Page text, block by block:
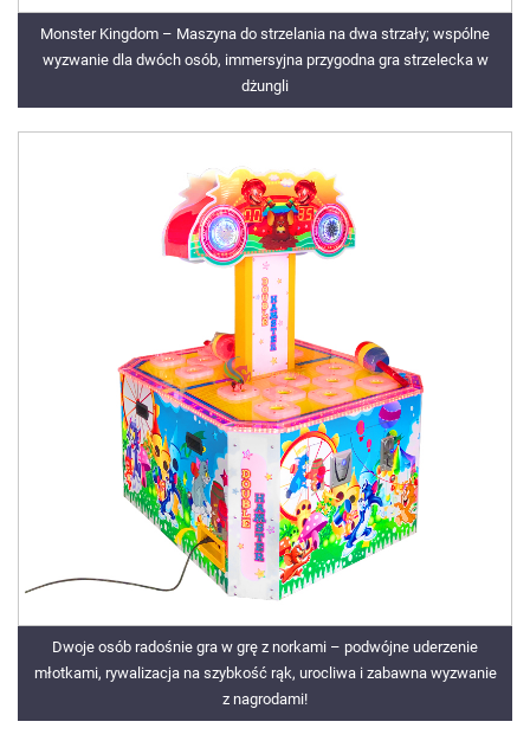
Monster Kingdom – Maszyna do strzelania na dwa strzały; wspólne
wyzwanie dla dwóch osób, immersyjna przygodna gra strzelecka w
dżungli
Dwoje osób radośnie gra w grę z norkami – podwójne uderzenie
młotkami, rywalizacja na szybkość rąk, urocliwa i zabawna wyzwanie
z nagrodami!